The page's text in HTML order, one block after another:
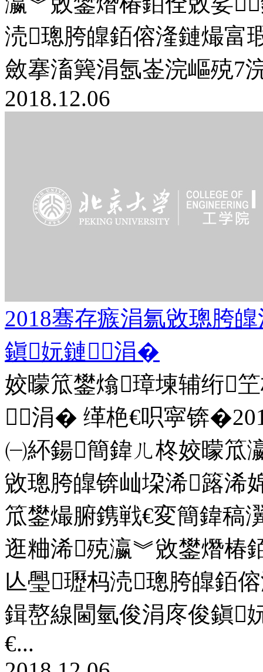
涜璁胯皥銆傛湰鏈熶富
斂搴滀簨涓氬崟浣嶇殑7
2018.12.06
2018骞存瘯涓氱敓璁胯
鎭妧鏈涓�
姣曚笟鐢熻璋堜辅绗
涓� 缂栬€呮寜锛
㈠紑鍚簡鍏ㄦ柊姣曚笟
敓璁胯皥锛屾垜浠簬浠
笟鐢熶腑鎸戦€変簡鍏稿
逛粬浠殑瀛︾敓鐢熸椿
亾璺瓑杩涜璁胯皥銆
鍓嶅線閫氫俊涓庝俊鎭
€...